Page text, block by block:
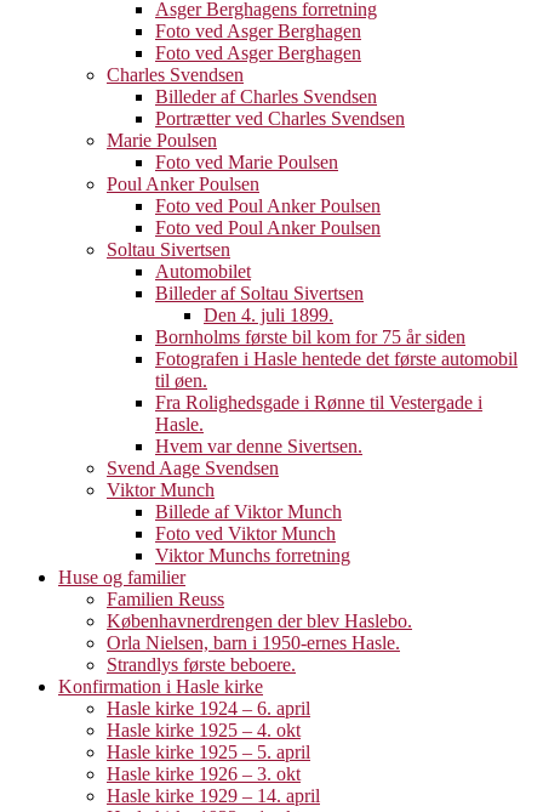
Asger Berghagens forretning
Foto ved Asger Berghagen
Foto ved Asger Berghagen
Charles Svendsen
Billeder af Charles Svendsen
Portrætter ved Charles Svendsen
Marie Poulsen
Foto ved Marie Poulsen
Poul Anker Poulsen
Foto ved Poul Anker Poulsen
Foto ved Poul Anker Poulsen
Soltau Sivertsen
Automobilet
Billeder af Soltau Sivertsen
Den 4. juli 1899.
Bornholms første bil kom for 75 år siden
Fotografen i Hasle hentede det første automobil
til øen.
Fra Rolighedsgade i Rønne til Vestergade i
Hasle.
Hvem var denne Sivertsen.
Svend Aage Svendsen
Viktor Munch
Billede af Viktor Munch
Foto ved Viktor Munch
Viktor Munchs forretning
Huse og familier
Familien Reuss
Københavnerdrengen der blev Haslebo.
Orla Nielsen, barn i 1950-ernes Hasle.
Strandlys første beboere.
Konfirmation i Hasle kirke
Hasle kirke 1924 – 6. april
Hasle kirke 1925 – 4. okt
Hasle kirke 1925 – 5. april
Hasle kirke 1926 – 3. okt
Hasle kirke 1929 – 14. april